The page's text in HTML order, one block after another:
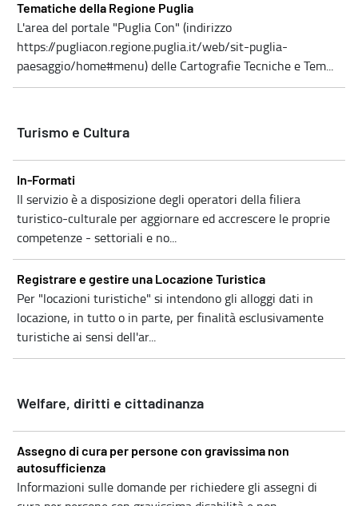
Tematiche della Regione Puglia
L'area del portale "Puglia Con" (indirizzo
https://pugliacon.regione.puglia.it/web/sit-puglia-
paesaggio/home#menu) delle Cartografie Tecniche e Tem...
Turismo e Cultura
In-Formati
Il servizio è a disposizione degli operatori della filiera
turistico-culturale per aggiornare ed accrescere le proprie
competenze - settoriali e no...
Registrare e gestire una Locazione Turistica
Per "locazioni turistiche" si intendono gli alloggi dati in
locazione, in tutto o in parte, per finalità esclusivamente
turistiche ai sensi dell'ar...
Welfare, diritti e cittadinanza
Assegno di cura per persone con gravissima non
autosufficienza
Informazioni sulle domande per richiedere gli assegni di